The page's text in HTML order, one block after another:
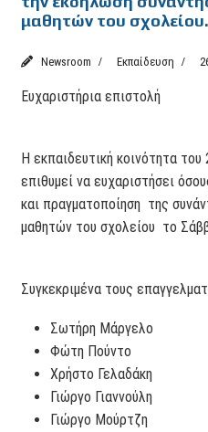
μαθητών του σχολείου.
Newsroom Εκπαίδευση
Ευχαριστήρια επιστολή
Η εκπαιδευτική κοινότητα του
επιθυμεί να ευχαριστήσει
και πραγματοποίηση της
μαθητών του σχολείου το
Συγκεκριμένα τους
Σωτήρη Μάργελο
Φώτη Πούντο
Χρήστο Γελαδάκη
Γιώργο Γιαννούλη
Γιώργο Μούρτζη